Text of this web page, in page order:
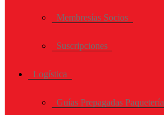
Membresías Socios
Suscripciones
Logística
Guías Prepagadas Paquetería